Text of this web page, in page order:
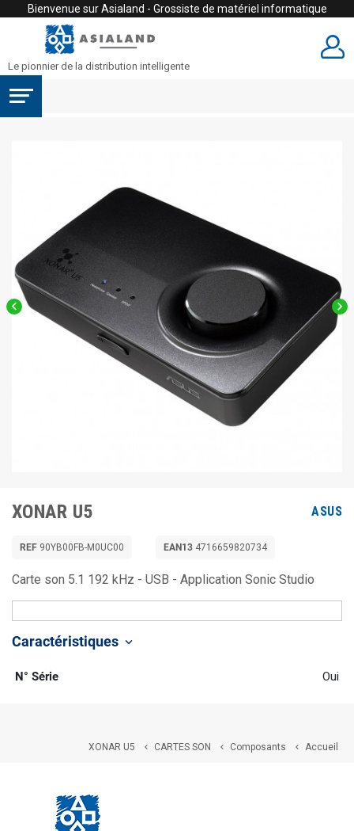
Bienvenue sur Asialand - Grossiste de matériel informatique
Le pionnier de la distribution intelligente
 
XONAR U5 ASUS
REF 90YB00FB-M0UC00 EAN13 4716659820734
Carte son 5.1 192 kHz - USB - Application Sonic Studio
Caractéristiques keyboard_arrow_down
N° Série Oui
Accueil

Composants

CARTES SON

XONAR U5